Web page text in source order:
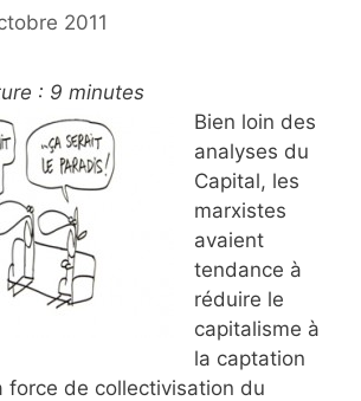
2011
: 9 minutes
Bien loin des
analyses du
Capital, les
marxistes
avaient
tendance à
réduire le
capitalisme à
la captation
force de collectivisation du